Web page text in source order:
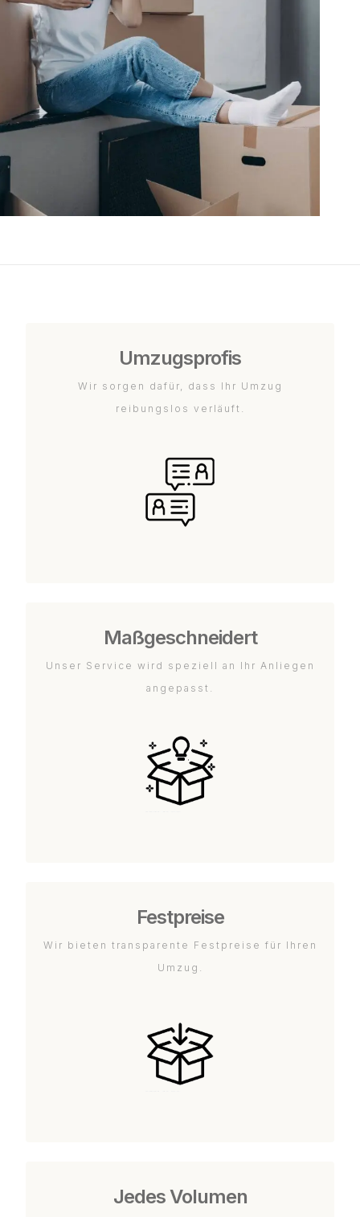
Umzugsprofis
Wir sorgen dafür, dass Ihr Umzug
reibungslos verläuft.
Maßgeschneidert
Unser Service wird speziell an Ihr Anliegen
angepasst.
Festpreise
Wir bieten transparente Festpreise für Ihren
Umzug.
Jedes Volumen